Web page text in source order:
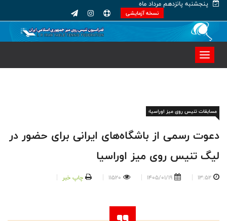
پنجشنبه پانزدهم مرداد ماه
نسخه آزمایشی
مسابقات تنیس روی میز اوراسیا؛
دعوت رسمی از باشگاه‌های ایرانی برای حضور در
لیگ تنیس روی میز اوراسیا
13:52
1405/01/19
11520 چاپ خبر